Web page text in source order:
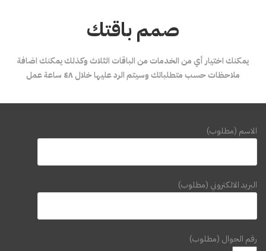
صمم باقتك
يمكنك اختيار أي من الخدمات من الباقات الثلاث وكذلك يمكنك اضافة
ملاحظات حسب متطلباتك وسيتم الرد عليها خلال ٤٨ ساعة عمل
الاسم (مطلوب)
البريد الالكتروني (مطلوب)
رقم الجوال (مطلوب)